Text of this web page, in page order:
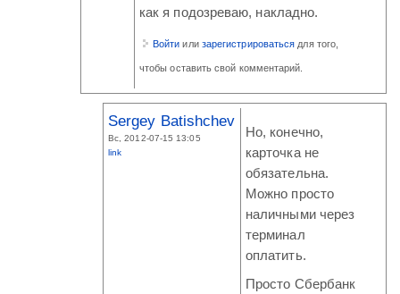
как я подозреваю, накладно.
Войти или зарегистрироваться для того,
чтобы оставить свой комментарий.
Sergey Batishchev
Вс, 2012-07-15 13:05
link
Но, конечно,
карточка не
обязательна.
Можно просто
наличными через
терминал
оплатить.
Просто Сбербанк